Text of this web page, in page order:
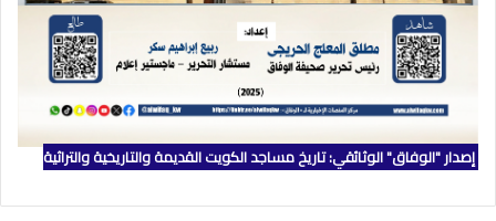
إصدار "الوفاق" الوثائقي: تاريخ مساجد الكويت القديمة والتاريخية والتراثية